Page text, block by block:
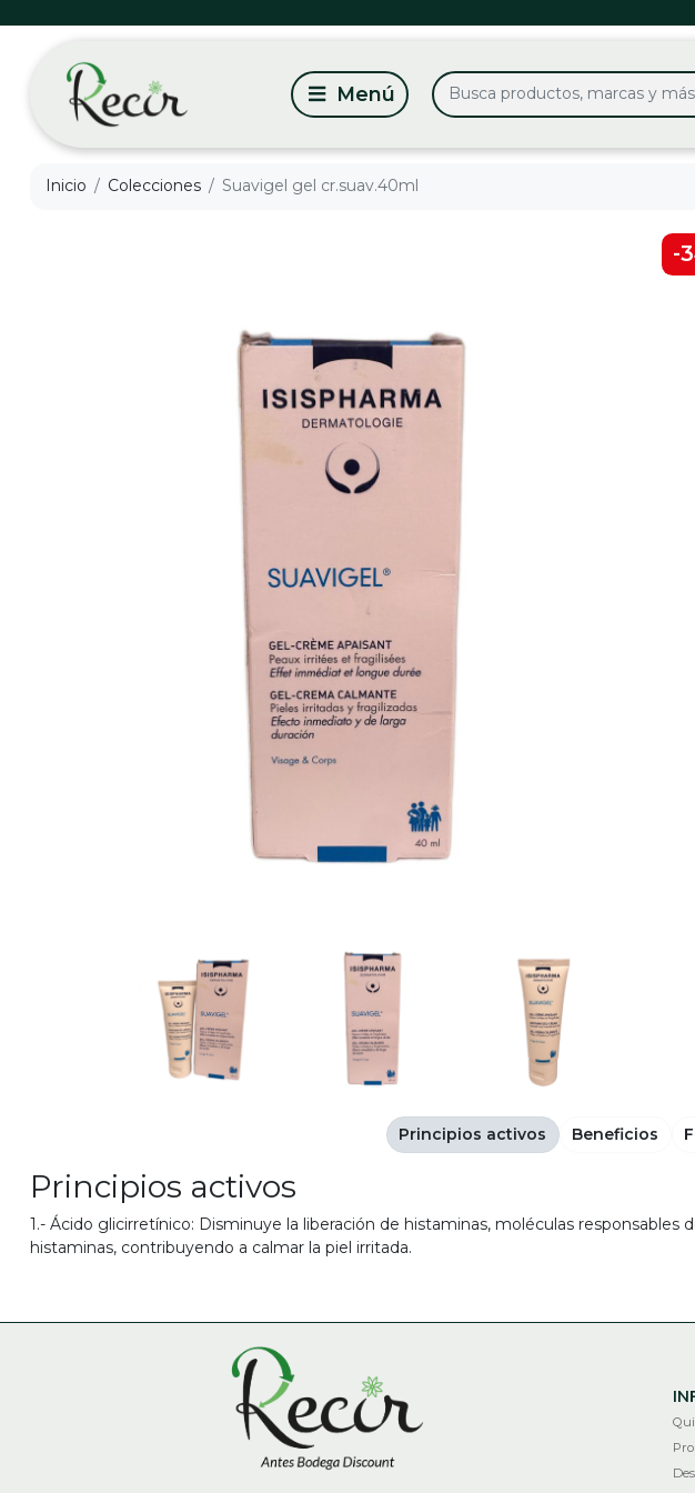
Inicio Colecciones Suavigel gel cr.suav.40ml
-
Principios activos
1.- Ácido glicirretínico: Disminuye la liberación de histaminas, moléculas
histaminas, contribuyendo a calmar la piel irritada.
Principios activos Beneficios